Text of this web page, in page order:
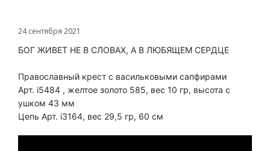
24 сентября 2021
БОГ ЖИВЕТ НЕ В СЛОВАХ, А В ЛЮБЯЩЕМ СЕРДЦЕ
Православный крест с васильковыми сапфирами
Арт. i5484 , желтое золото 585, вес 10 гр, высота с
ушком 43 мм
Цепь Арт. i3164, вес 29,5 гр, 60 см